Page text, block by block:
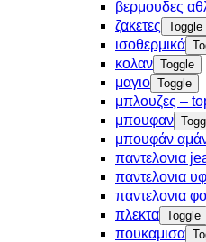
βερμουδες
ζακετες Toggle
ισοθερμικά
κολαν Toggle
μαγιο Toggle
μπλουζες –
μπουφαν
μπουφάν
παντελονια
παντελονια
παντελονια
πλεκτα Toggle
πουκαμισα